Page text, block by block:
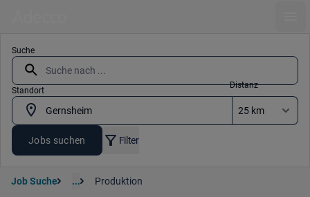
Suche
Standort
Distanz
Jobs suchen Filter
Job Suche ... Produktion